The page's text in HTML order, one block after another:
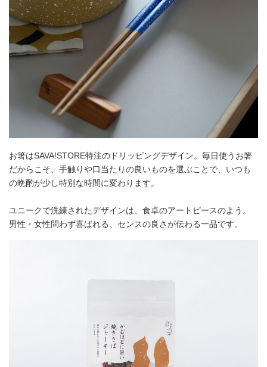
お箸はSAVA!STORE特注のドリッピングデザイン。毎日使うお箸
だからこそ、手触りや口当たりの良いものを選ぶことで、いつも
の晩酌が少し特別な時間に変わります。
ユニークで洗練されたデザインは、食卓のアートピースのよう。
男性・女性問わず喜ばれる、センスの良さが伝わる一品です。